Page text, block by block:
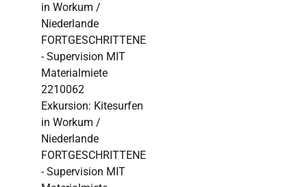
in Workum /
Niederlande
FORTGESCHRITTENE
- Supervision MIT
Materialmiete
2210062
Exkursion: Kitesurfen
in Workum /
Niederlande
FORTGESCHRITTENE
- Supervision MIT